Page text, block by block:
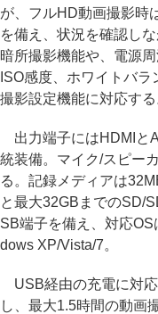
が、フルHD動画撮影時
を備え、状況を確認し
暗所撮影機能や、電源
ISO感度、ホワイトバ
撮影設定機能に対応する
出力端子にはHDMIと
統装備。マイク/スピー
る。記録メディアは
と最大32GBまでのSD/
SB端子を備え、対応
dows XP/Vista/7。
USB経由の充電に対
し、最大1.5時間の動画